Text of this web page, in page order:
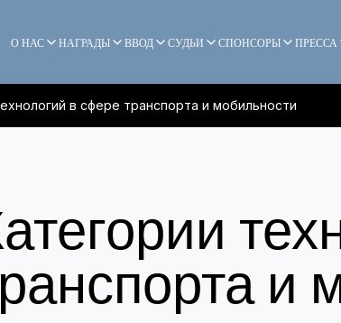
О НАС НАГРАДЫ ВВОД СУДЬИ СПОНСОРЫ ПРЕССА
в сфере транспорта и мобильности
и